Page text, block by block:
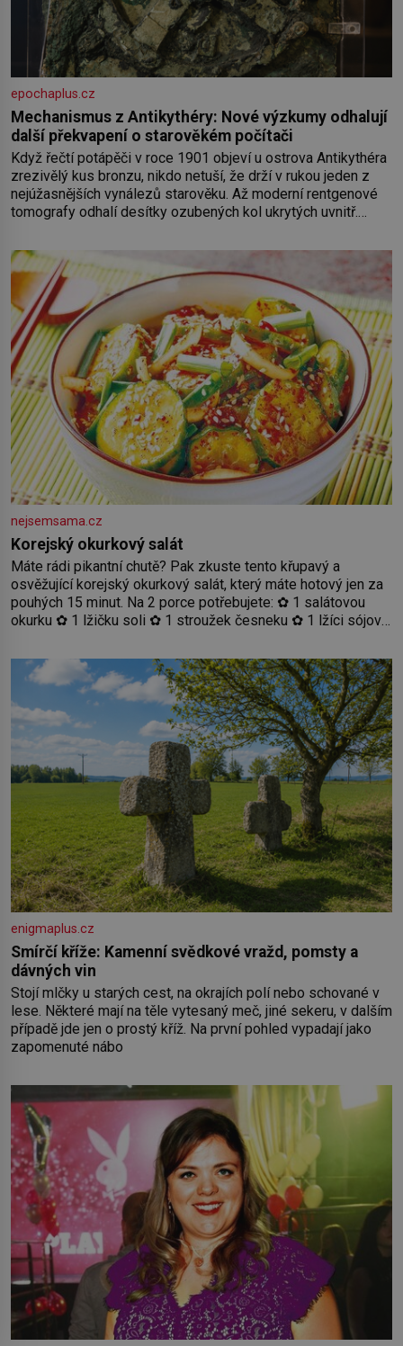
epochaplus.cz
Mechanismus z Antikythéry: Nové výzkumy odhalují
další překvapení o starověkém počítači
Když řečtí potápěči v roce 1901 objeví u ostrova Antikythéra
zrezivělý kus bronzu, nikdo netuší, že drží v rukou jeden z
nejúžasnějších vynálezů starověku. Až moderní rentgenové
tomografy odhalí desítky ozubených kol ukrytých uvnitř.
známý analogový počítač na světě. Přesto ani po více než
sto letech výzkumu
nejsemsama.cz
Korejský okurkový salát
Máte rádi pikantní chutě? Pak zkuste tento křupavý a
osvěžující korejský okurkový salát, který máte hotový jen za
pouhých 15 minut. Na 2 porce potřebujete: ✿ 1 salátovou
okurku ✿ 1 lžičku soli ✿ 1 stroužek česneku ✿ 1 lžíci sójové
oleje ✿ 1 lžičku chilli ✿ 1 lžičku cukru ✿ 1 jarní cibulku ✿ 1
lžíci sezamových semínek
enigmaplus.cz
Smírčí kříže: Kamenní svědkové vražd, pomsty a
dávných vin
Stojí mlčky u starých cest, na okrajích polí nebo schované v
lese. Některé mají na těle vytesaný meč, jiné sekeru, v dalším
případě jde jen o prostý kříž. Na první pohled vypadají jako
zapomenuté nábo